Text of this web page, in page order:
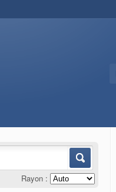
Rayon :